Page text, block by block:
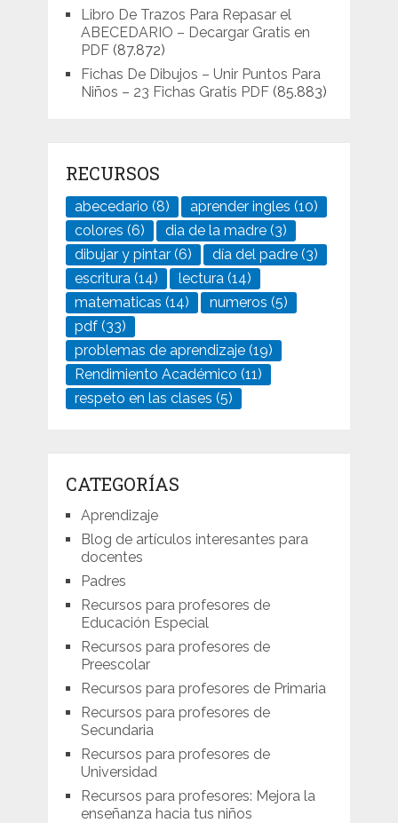
Libro De Trazos Para Repasar el
ABECEDARIO – Decargar Gratis en
PDF (87.872)
Fichas De Dibujos – Unir Puntos Para
Niños – 23 Fichas Gratis PDF (85.883)
RECURSOS
abecedario (8) aprender ingles (10)
colores (6) dia de la madre (3)
dibujar y pintar (6) día del padre (3)
escritura (14) lectura (14)
matematicas (14) numeros (5)
pdf (33)
problemas de aprendizaje (19)
Rendimiento Académico (11)
respeto en las clases (5)
CATEGORÍAS
Aprendizaje
Blog de artículos interesantes para
docentes
Padres
Recursos para profesores de
Educación Especial
Recursos para profesores de
Preescolar
Recursos para profesores de Primaria
Recursos para profesores de
Secundaria
Recursos para profesores de
Universidad
Recursos para profesores: Mejora la
enseñanza hacia tus niños